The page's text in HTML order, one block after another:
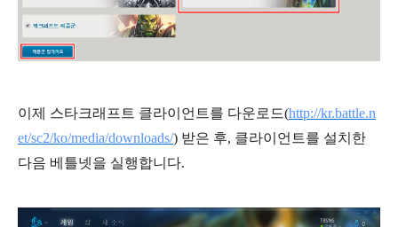
이제 스타크래프트 클라이언트를 다운로드(http://kr.battle.n
et/sc2/ko/media/downloads/) 받은 후, 클라이언트를 설치한
다음 베틀넷을 실행합니다.